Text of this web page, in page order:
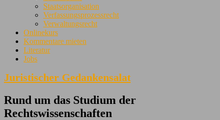
Staatsorganisation
Verfassungsprozessrecht
Verwaltungsrecht
Onlinekurs
Kommentare mieten
Literatur
Jobs
Juristischer Gedankensalat
Rund um das Studium der
Rechtswissenschaften